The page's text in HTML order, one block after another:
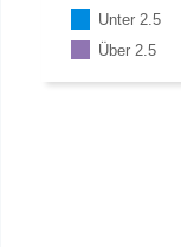
Unter 2.5
Über 2.5